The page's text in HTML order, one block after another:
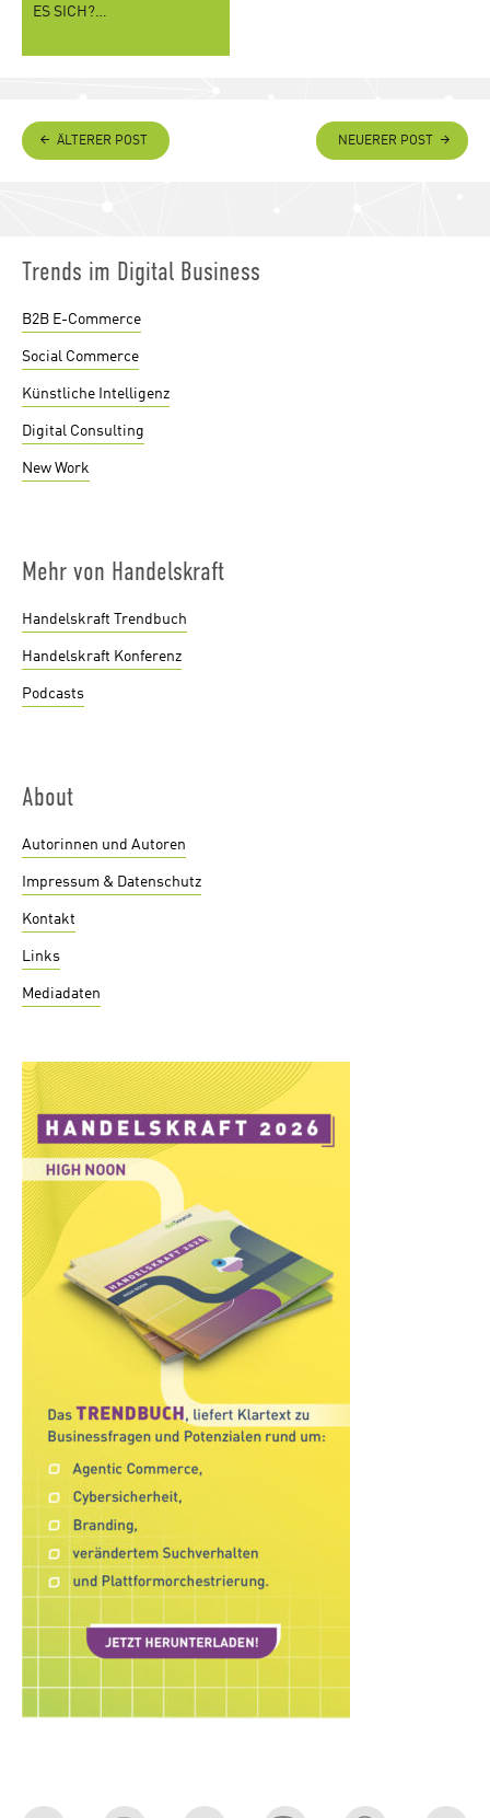
ES SICH?…
ÄLTERER POST NEUERER POST
Trends im Digital Business
B2B E-Commerce
Social Commerce
Künstliche Intelligenz
Digital Consulting
New Work
Mehr von Handelskraft
Handelskraft Trendbuch
Handelskraft Konferenz
Podcasts
About
Autorinnen und Autoren
Impressum & Datenschutz
Kontakt
Links
Mediadaten